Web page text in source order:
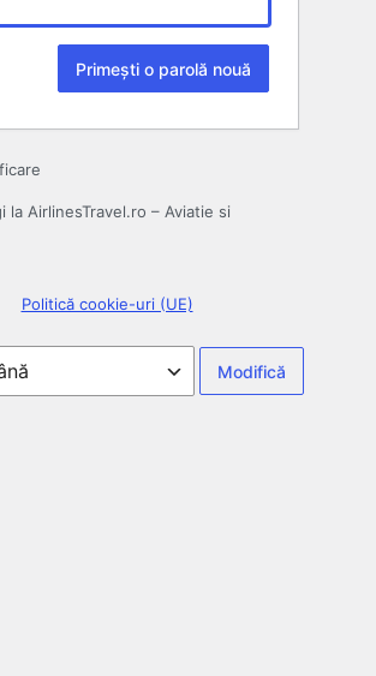
la AirlinesTravel.ro – Aviatie si
Politică cookie-uri (UE)